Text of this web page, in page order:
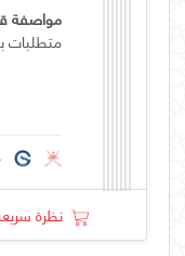
مواصفة
متطلبات
نظرة